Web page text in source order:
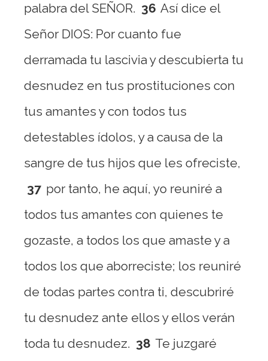
palabra del SEÑOR. 36 Así dice el
Señor DIOS: Por cuanto fue
derramada tu lascivia y descubierta tu
desnudez en tus prostituciones con
tus amantes y con todos tus
detestables ídolos, y a causa de la
sangre de tus hijos que les ofreciste,
37 por tanto, he aquí, yo reuniré a
todos tus amantes con quienes te
gozaste, a todos los que amaste y a
todos los que aborreciste; los reuniré
de todas partes contra ti, descubriré
tu desnudez ante ellos y ellos verán
toda tu desnudez. 38 Te juzgaré